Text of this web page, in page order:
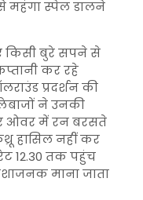
महंगा स्पेल डालने
किसी बुरे सपने से
कर रहे
प्रदर्शन की
ने उनकी
ओवर में रन बरसते
हासिल नहीं कर
12.30 तक पहुंच
माना जाता